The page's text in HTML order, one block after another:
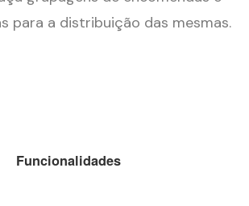
para a distribuição das mesmas.
Funcionalidades